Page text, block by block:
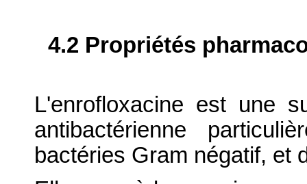
4.2 Propriétés
L'enrofloxacine est une
antibactérienne
bactéries Gram négatif, et